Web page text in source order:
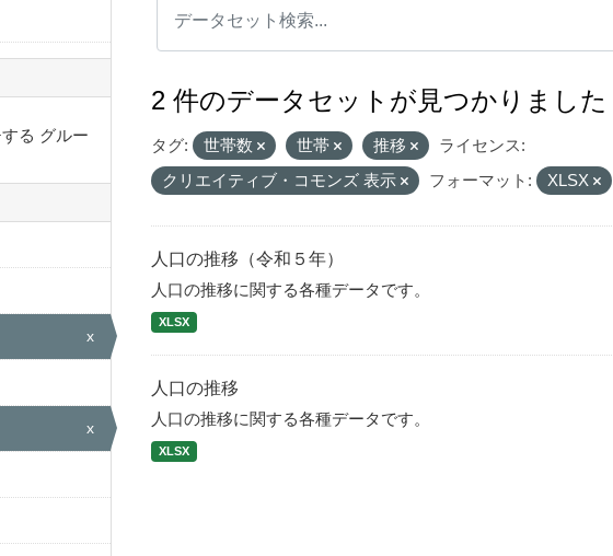
る グルー
x
x
2 件のデータセットが見つかりました
タグ: 世帯数 世帯 推移
ライセンス:
クリエイティブ・コモンズ 表示
フォーマット: XLSX
人口の推移（令和５年）
人口の推移に関する各種データです。
XLSX
人口の推移
人口の推移に関する各種データです。
XLSX